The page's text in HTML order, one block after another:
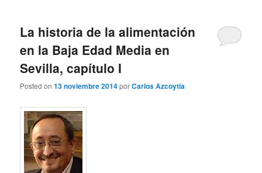
La historia de la alimentación
en la Baja Edad Media en
Sevilla, capítulo I
Posted on13 noviembre 2014porCarlos Azcoytia